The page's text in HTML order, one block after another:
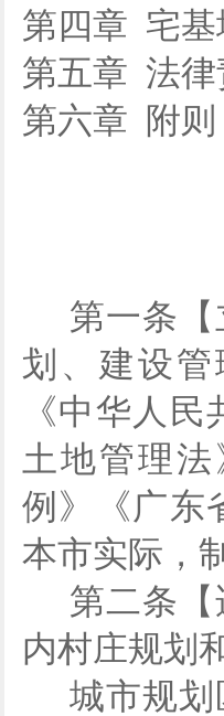
第四章 宅
第五章 法
第六章
附则
第一条
划、建设
《中华人
土地管理
例》《广东
本市实际，
第二条
内村庄规划
城市规